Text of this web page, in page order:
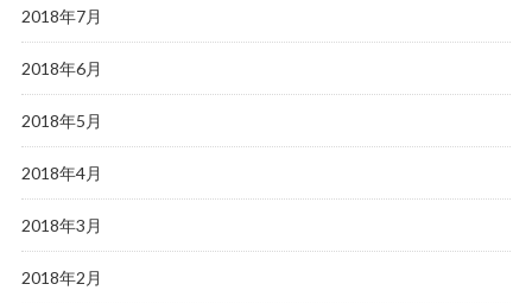
2018年7月
2018年6月
2018年5月
2018年4月
2018年3月
2018年2月